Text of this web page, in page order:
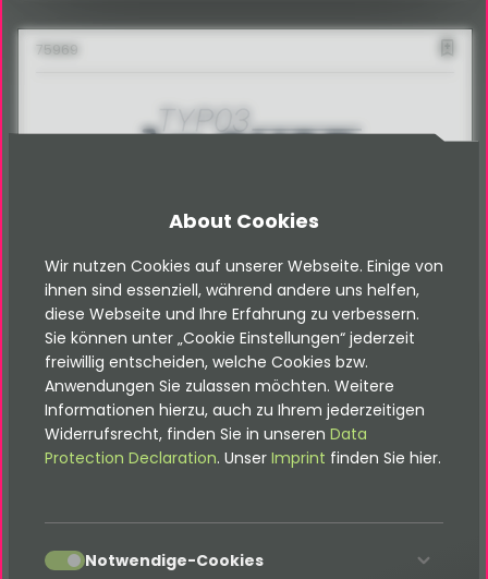
75969
Shopware vs. TYPO3 Shop by coding.ms
Welches Shopsystem passt besser zu Deinem Projekt?
Erweiterungen
Hier geht´s lang
About Cookies
Wir nutzen Cookies auf unserer Webseite. Einige von
ihnen sind essenziell, während andere uns helfen,
diese Webseite und Ihre Erfahrung zu verbessern.
Sie können unter „Cookie Einstellungen“ jederzeit
freiwillig entscheiden, welche Cookies bzw.
Anwendungen Sie zulassen möchten. Weitere
Informationen hierzu, auch zu Ihrem jederzeitigen
Widerrufsrecht, finden Sie in unseren Data
Protection Declaration. Unser Imprint finden Sie hier.
accept Notwendige-Cookies